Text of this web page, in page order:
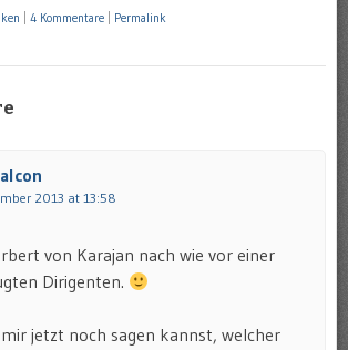
4 Kommentare Permalink
2013 at 13:58
von Karajan nach wie vor einer
Dirigenten.
jetzt noch sagen kannst, welcher